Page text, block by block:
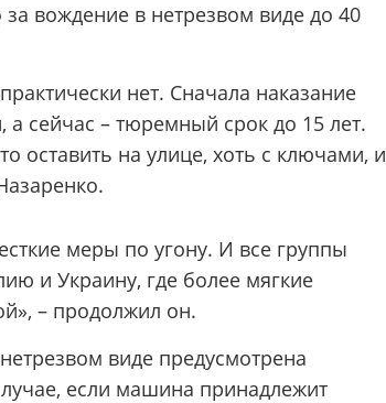
вождение в нетрезвом виде до 40
нет. Сначала наказание
сейчас – тюремный срок до 15 лет.
оставить на улице, хоть с ключами, и
меры по угону. И все группы
и Украину, где более мягкие
– продолжил он.
виде предусмотрена
если машина принадлежит